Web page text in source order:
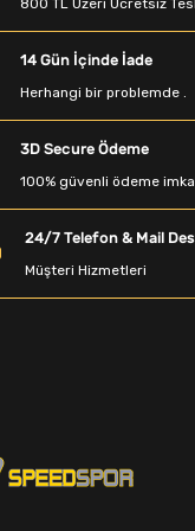
Aksesuarları
Saç Bandı
Matarası
Sehpaları
800 TL Üzeri Ücretsiz
14 Gün İçinde İade
Herhangi bir problemde .
3D Secure Ödeme
100% güvenli ödeme
24/7 Telefon & Mail
Müşteri Hizmetleri